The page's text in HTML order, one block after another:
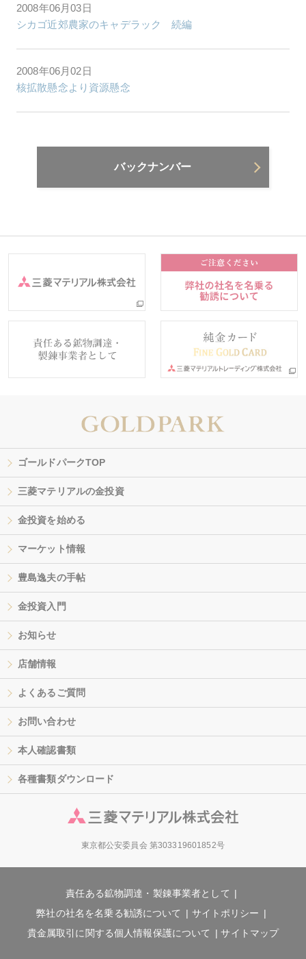
2008年06月03日
シカゴ近郊農家のキャデラック 続編
2008年06月02日
核拡散懸念より資源懸念
バックナンバー
ゴールドパークTOP
三菱マテリアルの金投資
金投資を始める
マーケット情報
豊島逸夫の手帖
金投資入門
お知らせ
店舗情報
よくあるご質問
お問い合わせ
本人確認書類
各種書類ダウンロード
東京都公安委員会 第303319601852号
責任ある鉱物調達・製錬事業者として
弊社の社名を名乗る勧誘について
サイトポリシー
貴金属取引に関する個人情報保護について
サイトマップ